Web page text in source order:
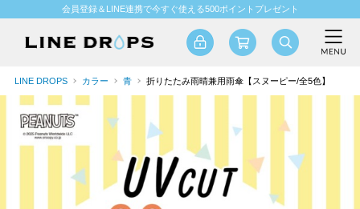
会員登録＆LINE連携で今すぐ使える500ポイントプレゼント
LINE DROPS カラー 青 折りたたみ雨晴兼用雨傘【スヌーピー/全5色】